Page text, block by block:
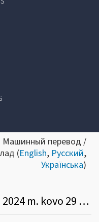
Машинный перевод /
(English, Русский,
Українська)
Dėl VMI prie FM viršininko 2024 m. kovo 29 d. įsakymo Nr. VA-33